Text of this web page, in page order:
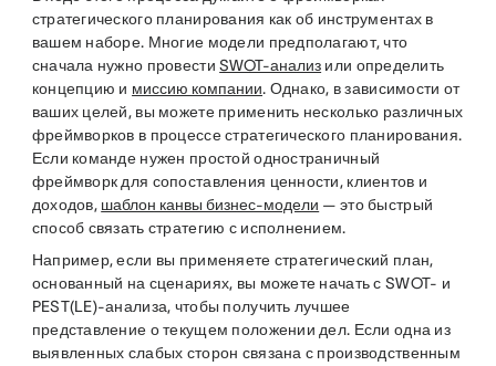
стратегического планирования как об инструментах в
вашем наборе. Многие модели предполагают, что
сначала нужно провестиSWOT-анализ или определить
концепцию и миссию компании. Однако, в зависимости от
ваших целей, вы можете применить несколько различных
фреймворков в процессе стратегического планирования.
Если команде нужен простой одностраничный
фреймворк для сопоставления ценности, клиентов и
доходов, шаблон канвы бизнес-модели — это быстрый
способ связать стратегию с исполнением.
Например, если вы применяете стратегический план,
основанный на сценариях, вы можете начать с SWOT- и
PEST(LE)-анализа, чтобы получить лучшее
представление о текущем положении дел. Если одна из
выявленных слабых сторон связана с производственным